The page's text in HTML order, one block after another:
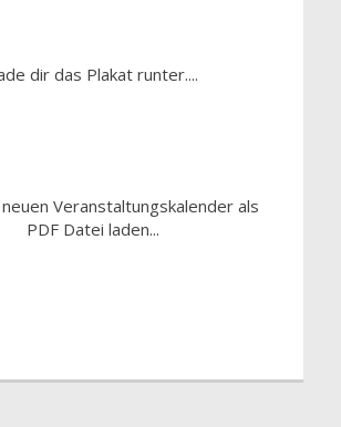
dir das Plakat runter....
Veranstaltungskalender als
PDF Datei laden...